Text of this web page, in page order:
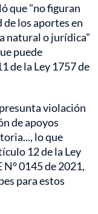
que "no figuran
los aportes en
natural o jurídica"
puede
de la Ley 1757 de
violación
de apoyos
lo que
12 de la Ley
0145 de 2021,
para estos